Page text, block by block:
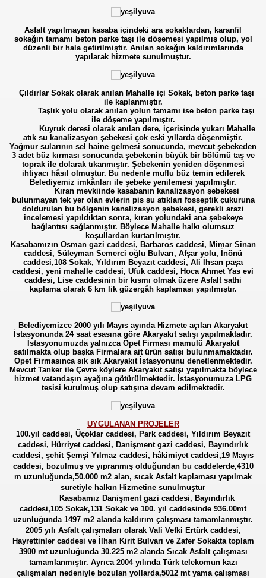
Asfalt yapılmayan kasaba içindeki ara sokaklardan, karanfil
sokağın tamamı beton parke taşı ile döşemesi yapılmış olup, yol
düzenli bir hala getirilmiştir. Anılan sokağın kaldırımlarında
yapılarak hizmete sunulmuştur.
Çıldırlar Sokak olarak anılan Mahalle içi Sokak, beton parke taşı
ile kaplanmıştır.
Taşlık yolu olarak anılan yolun tamamı ise beton parke taşı
ile döşeme yapılmıştır.
Kuyruk deresi olarak anılan dere, içerisinde yukarı Mahalle
atık su kanalizasyon şebekesi çok eski yıllarda döşenmiştir.
Yağmur sularının sel haine gelmesi sonucunda, mevcut şebekeden
3 adet büz kırması sonucunda şebekenin büyük bir bölümü taş ve
toprak ile dolarak tıkanmıştır. Şebekenin yeniden döşenmesi
ihtiyacı hâsıl olmuştur. Bu nedenle muflu büz temin edilerek
Belediyemiz imkânları ile şebeke yenilemesi yapılmıştır.
Kıran mevkiinde kasabanın kanalizasyon şebekesi
bulunmayan tek yer olan evlerin pis su atıkları fosseptik çukuruna
doldurulan bu bölgenin kanalizasyon şebekesi, gerekli arazi
incelemesi yapıldıktan sonra, kıran yolundaki ana şebekeye
bağlantısı sağlanmıştır. Böylece Mahalle halkı olumsuz
koşullardan kurtarılmıştır.
Kasabamızın Osman gazi caddesi, Barbaros caddesi, Mimar Sinan
caddesi, Süleyman Semerci oğlu Bulvarı, Afşar yolu, İnönü
caddesi,108 Sokak, Yıldırım Beyazıt caddesi, Ali İhsan paşa
caddesi, yeni mahalle caddesi, Ufuk caddesi, Hoca Ahmet Yas evi
caddesi, Lise caddesinin bir kısmı olmak üzere Asfalt sathi
kaplama olarak 6 km lik güzergâh kaplaması yapılmıştır.
Belediyemizce 2000 yılı Mayıs ayında Hizmete açılan Akaryakıt
İstasyonunda 24 saat esasına göre Akaryakıt satışı yapılmaktadır.
İstasyonumuzda yalnızca Opet Firması mamulü Akaryakıt
satılmakta olup başka Firmalara ait ürün satışı bulunmamaktadır.
Opet Firmasınca sık sık Akaryakıt İstasyonunu denetlenmektedir.
Mevcut Tanker ile Çevre köylere Akaryakıt satışı yapılmakta böylece
hizmet vatandaşın ayağına götürülmektedir. İstasyonumuza LPG
tesisi kurulmuş olup satışına devam edilmektedir.
UYGULANAN PROJELER
100.yıl caddesi, Üçoklar caddesi, Park caddesi, Yıldırım Beyazıt
caddesi, Hürriyet caddesi, Danişment gazi caddesi, Bayındırlık
caddesi, şehit Şemşi Yılmaz caddesi, hâkimiyet caddesi,19 Mayıs
caddesi, bozulmuş ve yıpranmış olduğundan bu caddelerde,4310
m uzunluğunda,50.000 m2 alan, sıcak Asfalt kaplaması yapılmak
suretiyle halkın Hizmetine sunulmuştur
Kasabamız Danişment gazi caddesi, Bayındırlık
caddesi,105 Sokak,131 Sokak ve 100. yıl caddesinde 936.00mt
uzunluğunda 1497 m2 alanda kaldırım çalışması tamamlanmıştır.
2005 yılı Asfalt çalışmaları olarak Vali Vefki Ertürk caddesi,
Hayrettinler caddesi ve İlhan Kirit Bulvarı ve Zafer Sokakta toplam
3900 mt uzunluğunda 30.225 m2 alanda Sıcak Asfalt çalışması
tamamlanmıştır. Ayrıca 2004 yılında Türk telekomun kazı
çalışmaları nedeniyle bozulan yollarda,5012 mt yama çalışması